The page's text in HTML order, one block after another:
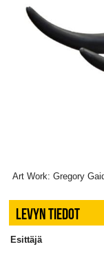
Art Work: Gregory
LEVYN TIEDOT
Esittäjä